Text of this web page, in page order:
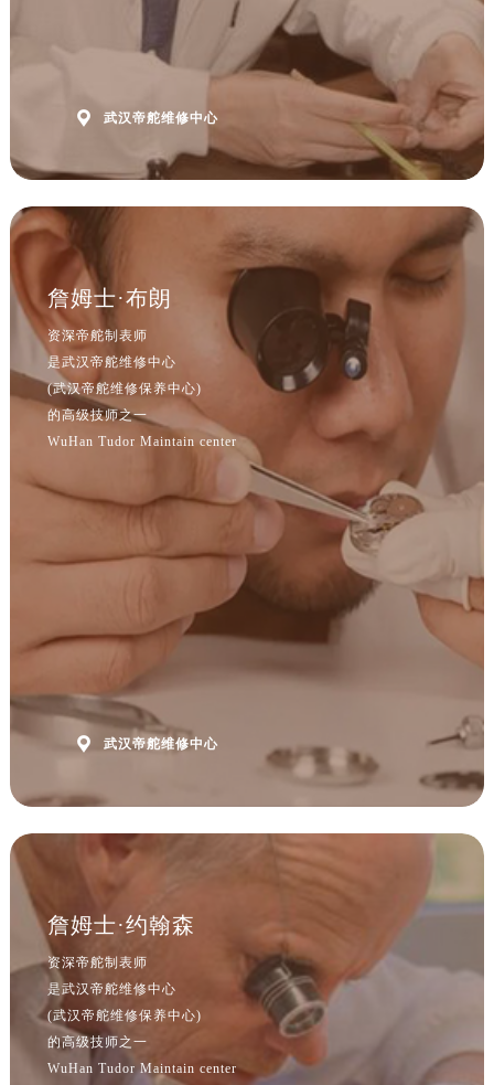
 武汉帝舵维修中心
詹姆士·布朗
资深帝舵制表师
是武汉帝舵维修中心
(武汉帝舵维修保养中心)
的高级技师之一
WuHan Tudor Maintain center
 武汉帝舵维修中心
詹姆士·约翰森
资深帝舵制表师
是武汉帝舵维修中心
(武汉帝舵维修保养中心)
的高级技师之一
WuHan Tudor Maintain center